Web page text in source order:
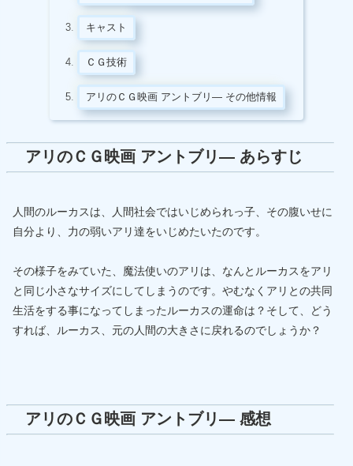
キャスト
ＣＧ技術
アリのＣＧ映画 アントブリ― その他情報
アリのＣＧ映画 アントブリ― あらすじ
人間のルーカスは、人間社会ではいじめられっ子、その腹いせに
自分より、力の弱いアリ達をいじめたいたのです。
その様子をみていた、魔法使いのアリは、なんとルーカスをアリ
と同じ小さなサイズにしてしまうのです。やむなくアリとの共同
生活をする事になってしまったルーカスの運命は？そして、どう
すれば、ルーカス、元の人間の大きさに戻れるのでしょうか？
アリのＣＧ映画 アントブリ― 感想